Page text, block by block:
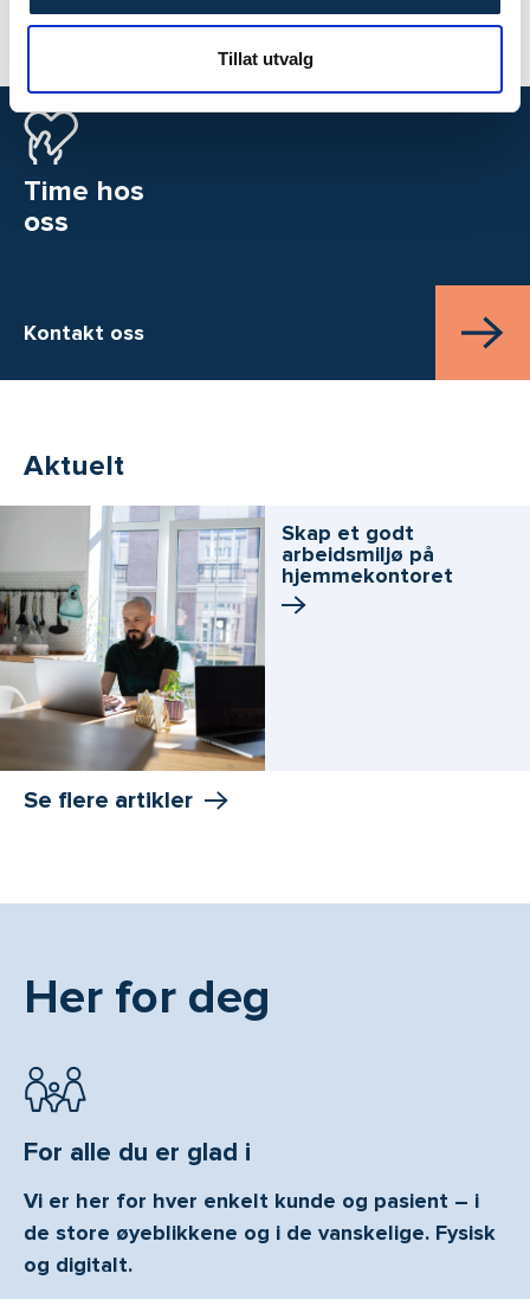
Tillat utvalg
Time hos
oss
Kontakt oss
Aktuelt
Skap et godt
arbeidsmiljø på
hjemmekontoret
Se flere artikler
Her for deg
For alle du er glad i
Vi er her for hver enkelt kunde og pasient – i
de store øyeblikkene og i de vanskelige. Fysisk
og digitalt.